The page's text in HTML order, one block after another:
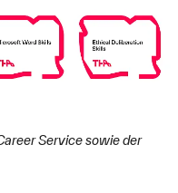
Service sowie der